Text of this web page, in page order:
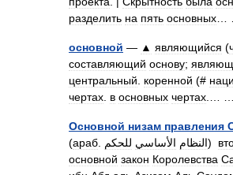
разделить на пять основных
основной — ▲ являющийся (
составляющий основу;
центральный
коренной (#
чертах в основных чертах
Основной низам правления
(араб النظام الأساسي )
основной закон Королевства